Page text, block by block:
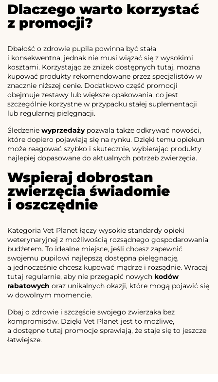
Dlaczego warto korzystać
z promocji?
Dbałość o zdrowie pupila powinna być stała
i konsekwentna, jednak nie musi wiązać się z wysokimi
kosztami. Korzystając ze zniżek dostępnych tutaj, można
kupować produkty rekomendowane przez specjalistów w
znacznie niższej cenie. Dodatkowo część promocji
obejmuje zestawy lub większe opakowania, co jest
szczególnie korzystne w przypadku stałej suplementacji
lub regularnej pielęgnacji.
Śledzenie wyprzedażypozwala także odkrywać nowości,
które dopiero pojawiają się na rynku. Dzięki temu opiekun
może reagować szybko i skutecznie, wybierając produkty
najlepiej dopasowane do aktualnych potrzeb zwierzęcia.
Wspieraj dobrostan
zwierzęcia świadomie
i oszczędnie
Kategoria Vet Planet łączy wysokie standardy opieki
weterynaryjnej z możliwością rozsądnego gospodarowania
budżetem. To idealne miejsce, jeśli chcesz zapewnić
swojemu pupilowi najlepszą dostępna pielęgnację,
a jednocześnie chcesz kupować mądrze i rozsądnie. Wracaj
tutaj regularnie, aby nie przegapić nowych kodów
rabatowych oraz unikalnych okazji, które mogą pojawić się
w dowolnym momencie.
Dbaj o zdrowie i szczęście swojego zwierzaka bez
kompromisów. Dzięki Vet Planet jest to możliwe,
a dostępne tutaj promocje sprawiają, że staje się to jeszcze
łatwiejsze.